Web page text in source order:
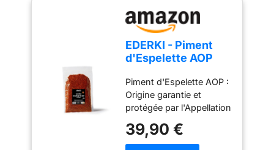
EDERKI - Piment
d'Espelette AOP
Piment d'Espelette AOP :
Origine garantie et
protégée par l'Appellation
(AOP), cultivé et
transformé au Pays
39,90 €